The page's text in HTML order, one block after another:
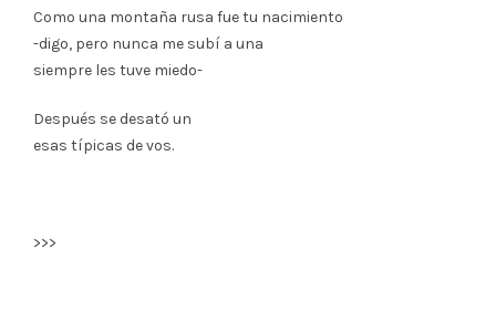
Como una montaña rusa fue tu nacimiento
-digo, pero nunca me subí a una
siempre les tuve miedo-
Después se desató un
esas típicas de vos.
>>>